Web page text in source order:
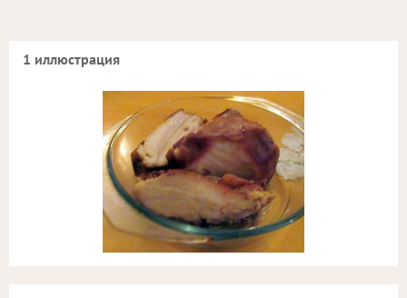
1 иллюстрация